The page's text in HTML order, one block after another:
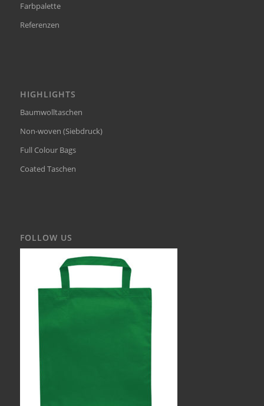
Farbpalette
Referenzen
HIGHLIGHTS
Baumwolltaschen
Non-woven (Siebdruck)
Full Colour Bags
Coated Taschen
FOLLOW US